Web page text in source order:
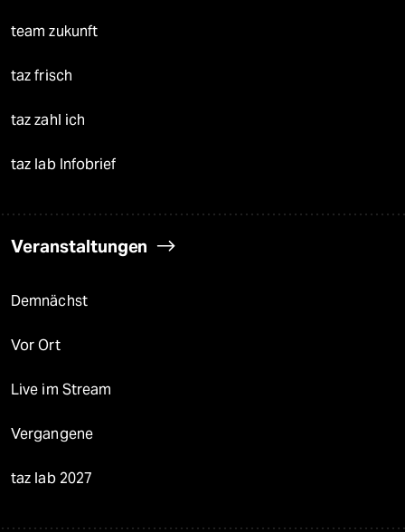
team zukunft
taz frisch
taz zahl ich
taz lab Infobrief
Veranstaltungen
Demnächst
Vor Ort
Live im Stream
Vergangene
taz lab 2027